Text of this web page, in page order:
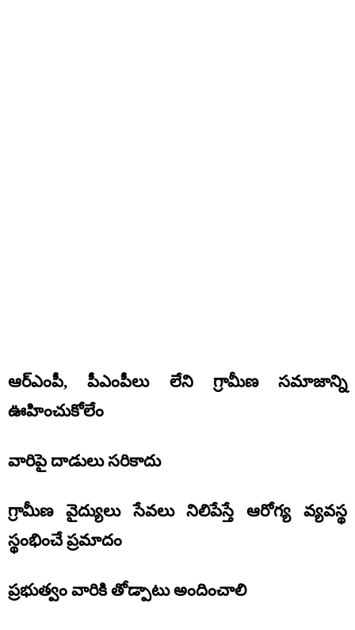
ఆర్ఎంపీ, పీఎంపీలు లేని గ్రామీణ సమాజాన్ని
ఊహించుకోలేం
వారిపై దాడులు సరికాదు
గ్రామీణ వైద్యులు సేవలు నిలిపేస్తే ఆరోగ్య వ్యవస్థ
స్థంభించే ప్రమాదం
ప్రభుత్వం వారికి తోడ్పాటు అందించాలి